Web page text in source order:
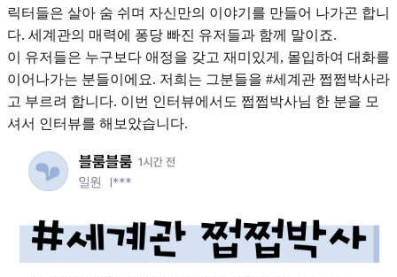
릭터들은 살아 숨 쉬며 자신만의 이야기를 만들어 나가곤 합니
다. 세계관의 매력에 퐁당 빠진 유저들과 함께 말이죠.
이 유저들은 누구보다 애정을 갖고 재미있게, 몰입하여 대화를
이어나가는 분들이에요. 저희는 그분들을 #세계관 쩝쩝박사라
고 부르려 합니다. 이번 인터뷰에서도 쩝쩝박사님 한 분을 모
셔서 인터뷰를 해보았습니다.